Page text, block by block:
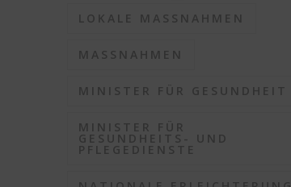
LOKALE MASSNAHMEN
MASSNAHMEN
MINISTER FÜR GESUNDHEIT
MINISTER FÜR
GESUNDHEITS- UND
PFLEGEDIENSTE